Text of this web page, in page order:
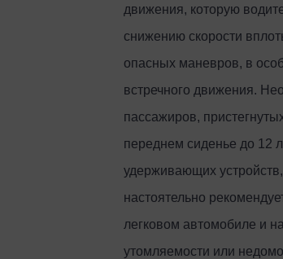
движения, которую
снижению скорости
опасных маневров, в
встречного движения.
пассажиров,
переднем сиденье до 12
удерживающих
настоятельно
легковом автомобиле и
утомляемости или